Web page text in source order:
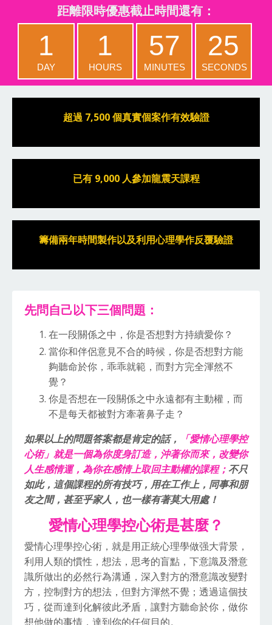
距離限時優惠截止時間還有：
1
DAY
1
HOURS
57
MINUTES
24
SECONDS
超過 7,500 個真實個案作有效驗證
已有 9,000 人參加龍震天課程
籌備兩年時間製作以及利用心理學作反覆驗證
先問自己以下三個問題：
在一段關係之中，你是否想對方持續愛你？
當你和伴侶意見不合的時候，你是否想對方能
夠聽命於你，乖乖就範，而對方完全渾然不
覺？
你是否想在一段關係之中永遠都有主動權，而
不是每天都被對方牽著鼻子走？
如果以上的問題答案都是肯定的話，
「愛情心理學控
心術」就是一個為你度身訂造，沖著你而來，改變你
人生感情運，為你在感情上取回主動權的課程； 不只
如此，這個課程的所有技巧，用在工作上，同事和朋
友之間，甚至乎家人，也一樣有著莫大用處！
愛情心理學控心術是甚麼？
愛情心理學控心術，就是用正統心理學做强大背景，
利用人類的慣性，想法，思考的盲點，下意識及潛意
識所做出的必然行為溝通，深入對方的潛意識改變對
方，控制對方的想法，但對方渾然不覺；透過這個技
巧，從而達到化解彼此矛盾，讓對方聽命於你，做你
想他做的事情，達到你的任何目的。